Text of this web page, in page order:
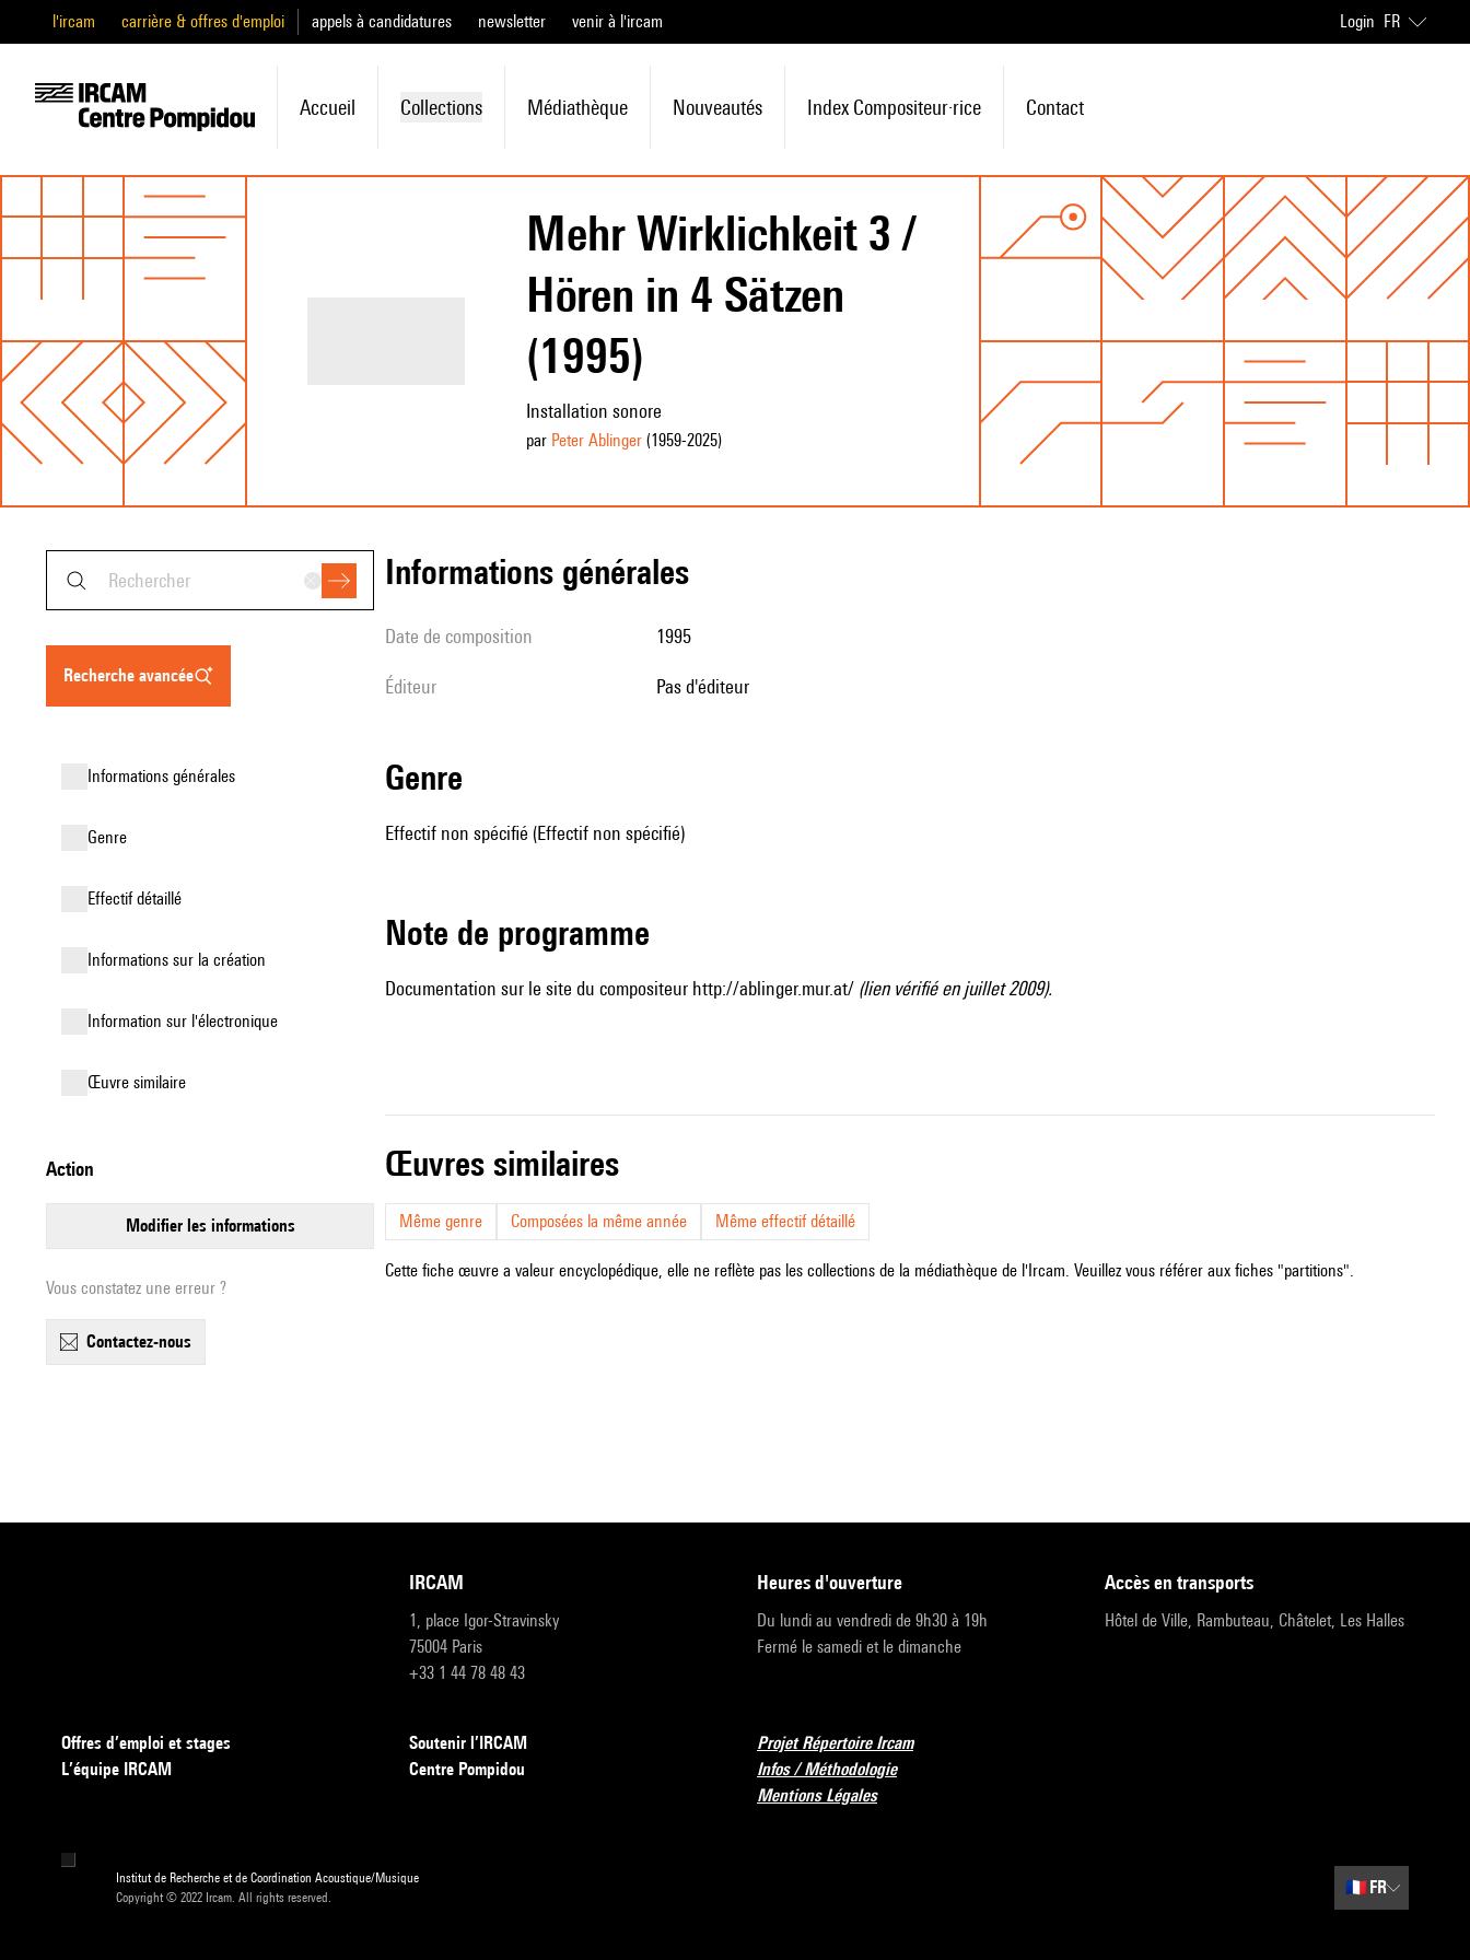
l'ircam carrière & offres d'emploi appels à candidatures newsletter venir à l'ircam Login FR
Accueil Collections Médiathèque Nouveautés Index Compositeur·rice Contact
Mehr Wirklichkeit 3 /
Hören in 4 Sätzen
(1995)
Installation sonore
par Peter Ablinger(1959-2025)
recherche avancée
informations générales
genre
effectif détaillé
informations sur la création
Information sur l'électronique
œuvre similaire
action
modifier les informations
Vous constatez une erreur ?
contactez-nous
informations générales
date de composition 1995
éditeur pas d'éditeur
genre
Effectif non spécifié (Effectif non spécifié)
Note de programme
Documentation sur le site du compositeur http://ablinger.mur.at/ (lien vérifié en juillet 2009).
œuvres similaires
Même genre Composées la même année Même effectif détaillé
Cette fiche œuvre a valeur encyclopédique, elle ne reflète pas les collections de la médiathèque de l'Ircam. Veuillez vous référer aux fiches "partitions".
IRCAM
1, place Igor-Stravinsky
75004 Paris
+33 1 44 78 48 43
heures d'ouverture
Du lundi au vendredi de 9h30 à 19h
Fermé le samedi et le dimanche
accès en transports
Hôtel de Ville, Rambuteau, Châtelet, Les Halles
Offres d’emploi et stages
L’équipe IRCAM
Soutenir l’IRCAM
Centre Pompidou
Projet Répertoire Ircam
Infos / Méthodologie
Mentions Légales
Institut de Recherche et de Coordination Acoustique/Musique
Copyright © 2022 Ircam. All rights reserved.
🇫🇷 FR